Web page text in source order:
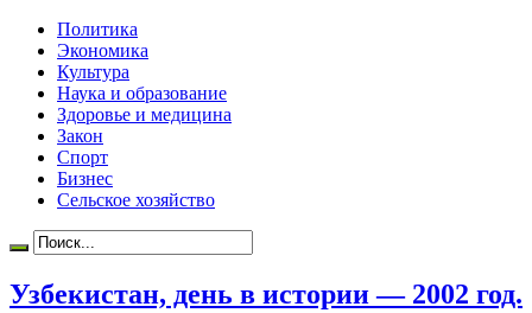
Политика
Экономика
Культура
Наука и образование
Здоровье и медицина
Закон
Спорт
Бизнес
Сельское хозяйство
Узбекистан, день в истории — 2002 год.